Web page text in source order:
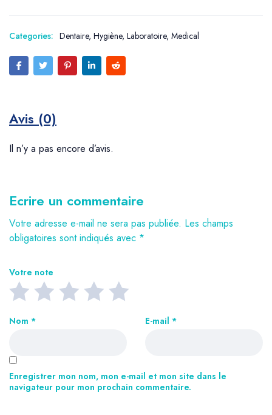
Categories: Dentaire, Hygiène, Laboratoire, Medical
Avis (0)
Il n’y a pas encore d’avis.
Ecrire un commentaire
Votre adresse e-mail ne sera pas publiée. Les champs
obligatoires sont indiqués avec *
Votre note
Nom * E-mail *
Enregistrer mon nom, mon e-mail et mon site dans le
navigateur pour mon prochain commentaire.